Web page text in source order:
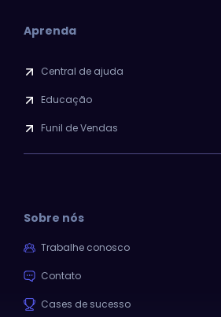
Aprenda
Central de ajuda
Educação
Funil de Vendas
Sobre nós
Trabalhe conosco
Contato
Cases de sucesso